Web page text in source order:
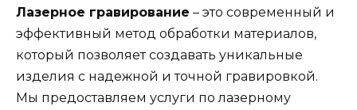
Лазерное гравирование – это современный и
эффективный метод обработки материалов,
который позволяет создавать уникальные
изделия с надежной и точной гравировкой.
Мы предоставляем услуги по лазерному